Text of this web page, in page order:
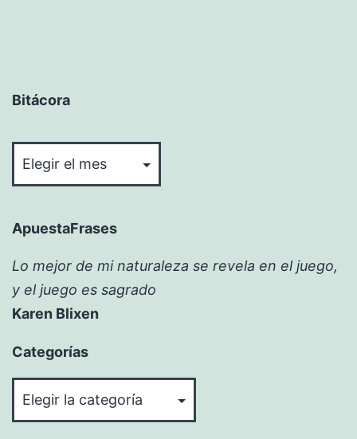
Bitácora
ApuestaFrases
Lo mejor de mi naturaleza se revela en el juego,
y el juego es sagrado
Karen Blixen
Categorías